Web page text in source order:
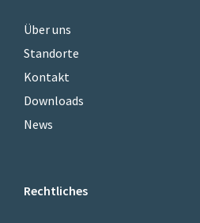
Über uns
Standorte
Kontakt
Downloads
News
Rechtliches